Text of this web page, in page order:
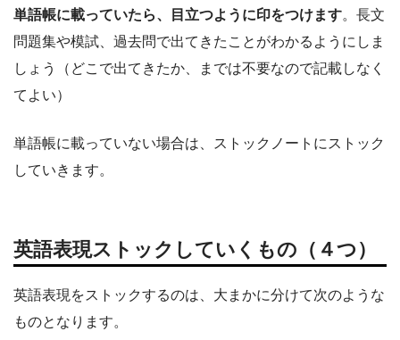
単語帳に載っていたら、目立つように印をつけます。長文
問題集や模試、過去問で出てきたことがわかるようにしま
しょう（どこで出てきたか、までは不要なので記載しなく
てよい）
単語帳に載っていない場合は、ストックノートにストック
していきます。
英語表現ストックしていくもの（４つ）
英語表現をストックするのは、大まかに分けて次のような
ものとなります。